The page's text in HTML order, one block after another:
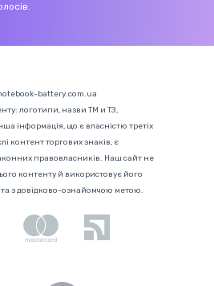
battery.com.ua
логотипи, назви ТМ и ТЗ,
інформація, що є власністю третіх
контент торгових знаків, є
правовласників. Наш сайт не
контенту й використовує його
та з довідково-ознайомчою метою.